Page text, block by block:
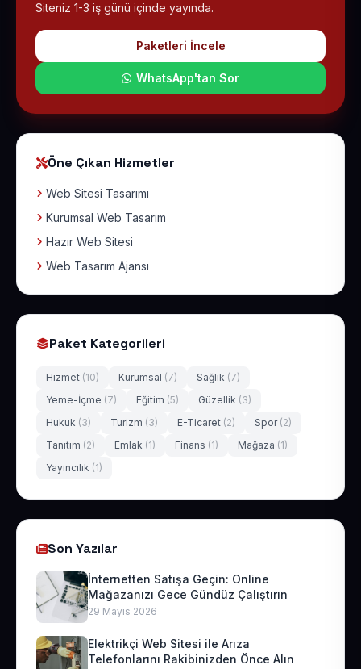
Siteniz 1-3 iş günü içinde yayında.
Paketleri İncele
WhatsApp'tan Sor
Öne Çıkan Hizmetler
Web Sitesi Tasarımı
Kurumsal Web Tasarım
Hazır Web Sitesi
Web Tasarım Ajansı
Paket Kategorileri
Hizmet (10) Kurumsal (7) Sağlık (7)
Yeme-İçme (7) Eğitim (5) Güzellik (3)
Hukuk (3) Turizm (3) E-Ticaret (2) Spor (2)
Tanıtım (2) Emlak (1) Finans (1) Mağaza (1)
Yayıncılık (1)
Son Yazılar
İnternetten Satışa Geçin: Online
Mağazanızı Gece Gündüz Çalıştırın
29 Mayıs 2026
Elektrikçi Web Sitesi ile Arıza
Telefonlarını Rakibinizden Önce Alın